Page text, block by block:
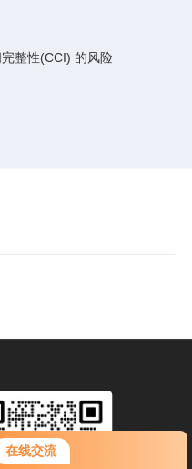
在线交流
迎前来咨询，很高兴为您
问您要咨询什么问题呢？
整性(CCI) 的风险